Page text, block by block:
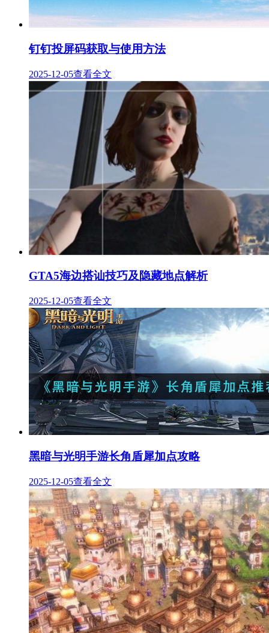
钉钉投屏码获取与使用方法
2025-12-05查看全文
GTA5海边搭讪技巧及隐藏地点解析
2025-12-05查看全文
黑暗与光明手游长角盾犀加点攻略
2025-12-05查看全文